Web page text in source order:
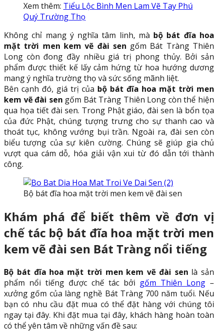
Xem thêm: Tiểu Lộc Bình Men Lam Vẽ Tay Phú
Quý Trường Thọ
Không chỉ mang ý nghĩa tâm linh, mà bộ bát đĩa hoa
mặt trời men kem vẽ đài sen gốm Bát Tràng Thiên
Long còn đong đầy nhiều giá trị phong thủy. Bởi sản
phẩm được thiết kế lấy cảm hứng từ hoa hướng dương
mang ý nghĩa trường thọ và sức sống mãnh liệt.
Bên cạnh đó, giá trị của bộ bát đĩa hoa mặt trời men
kem vẽ đài sen gốm Bát Tràng Thiên Long còn thể hiện
qua họa tiết đài sen. Trong Phật giáo, đài sen là bổn tọa
của đức Phật, chúng tượng trưng cho sự thanh cao và
thoát tục, không vướng bụi trần. Ngoài ra, đài sen còn
biểu tượng của sự kiên cường. Chúng sẽ giúp gia chủ
vượt qua cám dỗ, hóa giải vận xui từ đó dẫn tới thành
công.
Bộ bát đĩa hoa mặt trời men kem vẽ đài sen
Khám phá để biết thêm về đơn vị
chế tác bộ bát đĩa hoa mặt trời men
kem vẽ đài sen Bát Tràng nổi tiếng
Bộ bát đĩa hoa mặt trời men kem vẽ đài sen là sản
phẩm nổi tiếng được chế tác bởi gốm Thiên Long –
xưởng gốm của làng nghề Bát Tràng 700 năm tuổi. Nếu
bạn có nhu cầu đặt mua có thể đặt hàng với chúng tôi
ngay tại đây. Khi đặt mua tại đây, khách hàng hoàn toàn
có thể yên tâm về những vấn đề sau: